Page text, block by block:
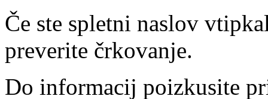
Če ste spletni naslov
preverite črkovanje.
Do informacij poizkusite